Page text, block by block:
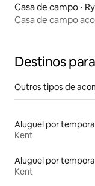
Casa de campo ⋅
Casa de campo
Destinos
Outros tipos de
Kent
Kent